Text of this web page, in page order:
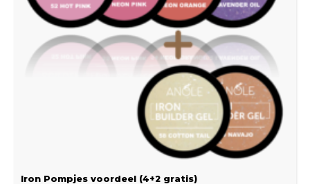
Iron Pompjes voordeel (4+2 gratis)